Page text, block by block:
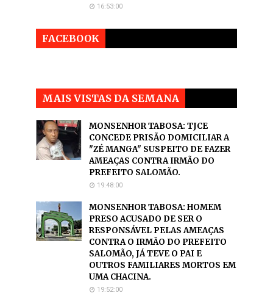
16:53:00
FACEBOOK
MAIS VISTAS DA SEMANA
MONSENHOR TABOSA: TJCE
CONCEDE PRISÃO DOMICILIAR A
"ZÉ MANGA" SUSPEITO DE FAZER
AMEAÇAS CONTRA IRMÃO DO
PREFEITO SALOMÃO.
19:48:00
MONSENHOR TABOSA: HOMEM
PRESO ACUSADO DE SER O
RESPONSÁVEL PELAS AMEAÇAS
CONTRA O IRMÃO DO PREFEITO
SALOMÃO, JÁ TEVE O PAI E
OUTROS FAMILIARES MORTOS EM
UMA CHACINA.
19:52:00